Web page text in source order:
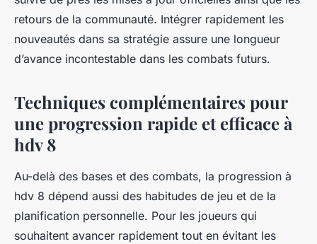
retours de la communauté. Intégrer rapidement les
nouveautés dans sa stratégie assure une longueur
d’avance incontestable dans les combats futurs.
Techniques complémentaires pour
une progression rapide et efficace à
hdv 8
Au-delà des bases et des combats, la progression à
hdv 8 dépend aussi des habitudes de jeu et de la
planification personnelle. Pour les joueurs qui
souhaitent avancer rapidement tout en évitant les